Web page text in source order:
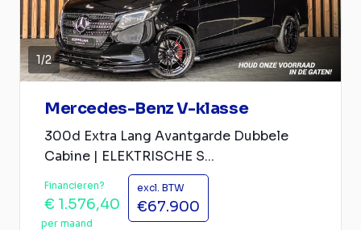
1/2
Mercedes-Benz V-klasse
300d Extra Lang Avantgarde Dubbele
Cabine | ELEKTRISCHE S...
Financieren?
€ 1.576,40
per maand
excl. BTW
€67.900